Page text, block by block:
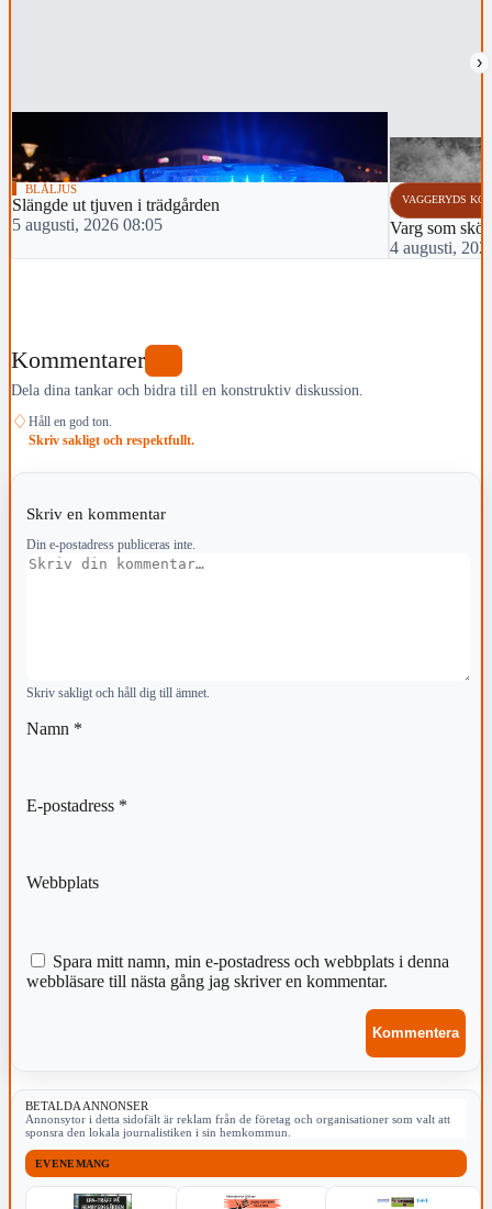
›
BLÅLJUS
Slängde ut tjuven i trädgården
5 augusti, 2026 08:05
VAGGERYDS
Varg som
4 augusti,
Kommentarer
Dela dina tankar och bidra till en konstruktiv diskussion.
♢ Håll en god ton.
Skriv sakligt och respektfullt.
Skriv en kommentar
Din e-postadress publiceras inte.
Kommentar
Skriv sakligt och håll dig till ämnet.
Namn *
E-postadress *
Webbplats
Spara mitt namn, min e-postadress och webbplats i denna
webbläsare till nästa gång jag skriver en kommentar.
BETALDA ANNONSER
Annonsytor i detta sidofält är reklam från de företag och organisationer som valt att
sponsra den lokala journalistiken i sin hemkommun.
EVENEMANG